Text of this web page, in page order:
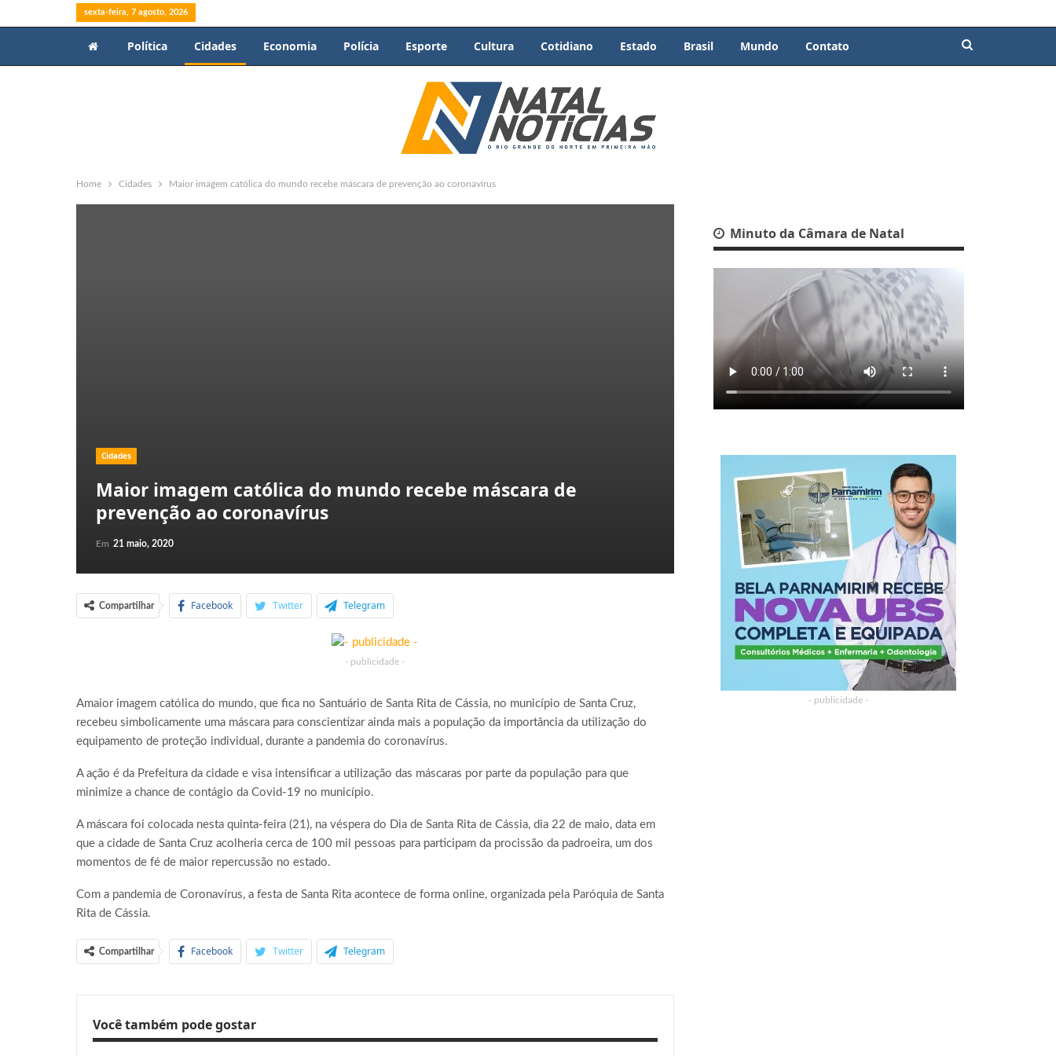
sexta-feira, 7 agosto, 2026
Política Cidades Economia Polícia Esporte Cultura Cotidiano Estado Brasil Mundo Contato
Home Cidades Maior imagem católica do mundo recebe máscara de prevenção ao coronavírus
Cidades
Maior imagem católica do mundo recebe máscara de
prevenção ao coronavírus
Em 21 maio, 2020
Compartilhar Facebook Twitter Telegram
- publicidade -
Amaior imagem católica do mundo, que fica no Santuário de Santa Rita de Cássia, no município de Santa Cruz,
recebeu simbolicamente uma máscara para conscientizar ainda mais a população da importância da utilização do
equipamento de proteção individual, durante a pandemia do coronavírus.
A ação é da Prefeitura da cidade e visa intensificar a utilização das máscaras por parte da população para que
minimize a chance de contágio da Covid-19 no município.
A máscara foi colocada nesta quinta-feira (21), na véspera do Dia de Santa Rita de Cássia, dia 22 de maio, data em
que a cidade de Santa Cruz acolheria cerca de 100 mil pessoas para participam da procissão da padroeira, um dos
momentos de fé de maior repercussão no estado.
Com a pandemia de Coronavírus, a festa de Santa Rita acontece de forma online, organizada pela Paróquia de Santa
Rita de Cássia.
Compartilhar Facebook Twitter Telegram
Você também pode gostar
Minuto da Câmara de Natal
- publicidade -